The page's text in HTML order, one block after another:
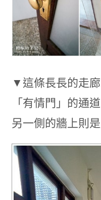
▼這條長長的走
「有情門」的通
另一側的牆上則